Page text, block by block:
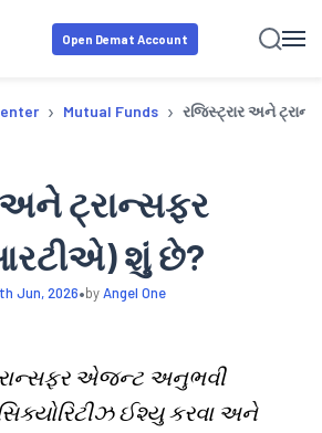
Open Demat Account
› Mutual Funds › રજિસ્ટ્રાર અને
અને ટ્રાન્સફર
શું છે?
Jun, 2026•byAngel One
એજન્ટ અનુભવી
ઈશ્યુ કરવા અને